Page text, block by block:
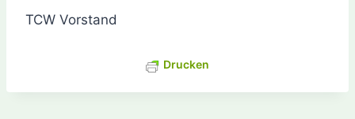
TCW Vorstand
Drucken